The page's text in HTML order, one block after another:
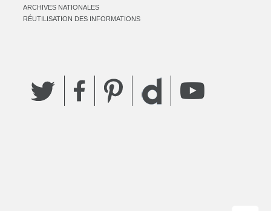
ARCHIVES NATIONALES
RÉUTILISATION DES INFORMATIONS